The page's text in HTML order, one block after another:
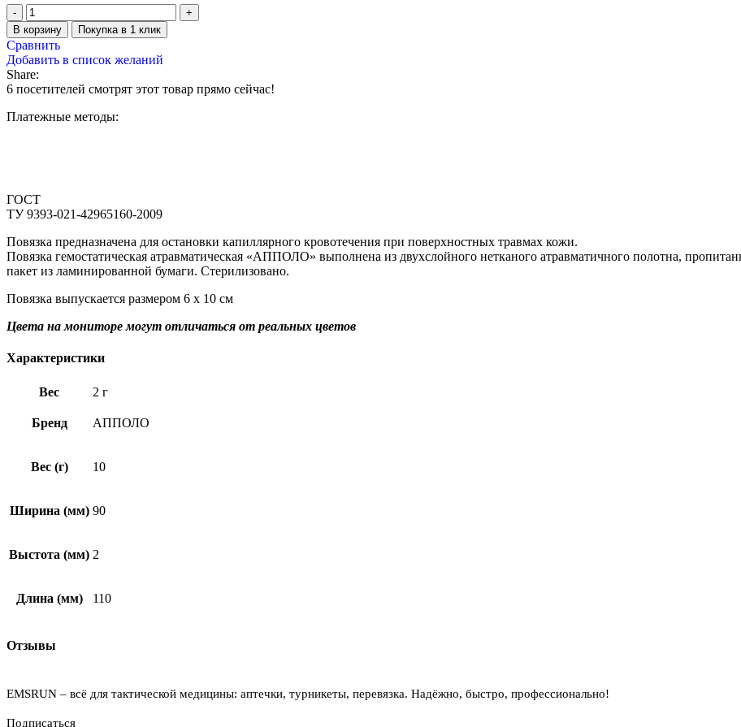
В корзину Покупка в 1 клик
Сравнить
Добавить в список желаний
Share:
6 посетителей смотрят этот товар прямо сейчас!
Платежные методы:
ГОСТ
ТУ 9393-021-42965160-2009
Повязка предназначена для остановки капиллярного кровотечения при поверхностных травмах кожи.
Повязка гемостатическая атравматическая «АППОЛО» выполнена из двухслойного нетканого атравматичного полотна,
пакет из ламинированной бумаги. Стерилизовано.
Повязка выпускается размером 6 х 10 см
Цвета на мониторе могут отличаться от реальных цветов
Характеристики
Вес 2 г
Бренд АППОЛО
Вес (г) 10
Ширина (мм) 90
Выстота (мм) 2
Длина (мм) 110
Отзывы
EMSRUN – всё для тактической медицины: аптечки, турникеты, перевязка. Надёжно, быстро, профессионально!
Подписаться